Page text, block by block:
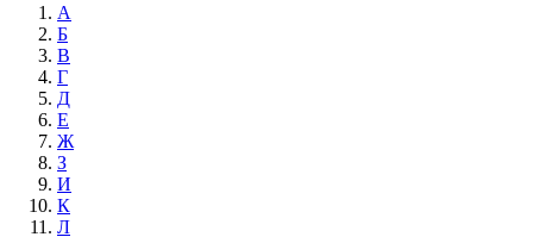
А
Б
В
Г
Д
Е
Ж
З
И
К
Л